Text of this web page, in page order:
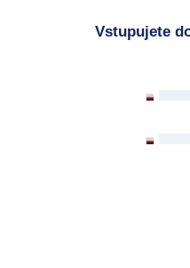
Vstupujete